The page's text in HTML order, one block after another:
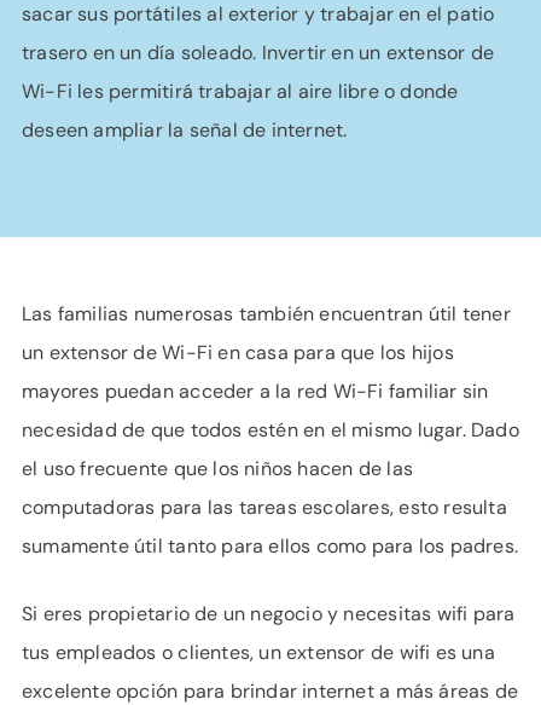
sacar sus portátiles al exterior y trabajar en el patio
trasero en un día soleado. Invertir en un extensor de
Wi-Fi les permitirá trabajar al aire libre o donde
deseen ampliar la señal de internet.
Las familias numerosas también encuentran útil tener
un extensor de Wi-Fi en casa para que los hijos
mayores puedan acceder a la red Wi-Fi familiar sin
necesidad de que todos estén en el mismo lugar. Dado
el uso frecuente que los niños hacen de las
computadoras para las tareas escolares, esto resulta
sumamente útil tanto para ellos como para los padres.
Si eres propietario de un negocio y necesitas wifi para
tus empleados o clientes, un extensor de wifi es una
excelente opción para brindar internet a más áreas de